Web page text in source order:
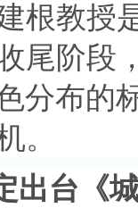
根教授
尾阶段
分布的
。
出台《